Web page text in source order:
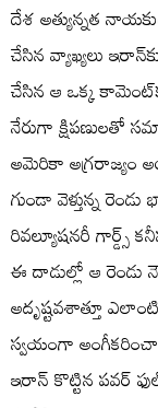
దేశ అత్యున్నత
చేసిన వ్యాఖ్యలు
చేసిన ఆ ఒక్క
నేరుగా క్షిపణులతో
అమెరికా అగ్రరాజ్యం
గుండా వెళ్తున్న
రివల్యూషనరీ గార్డ్స్
ఈ దాడుల్లో ఆ
అదృష్టవశాత్తూ
స్వయంగా
ఇరాన్ కొట్టిన పవర్